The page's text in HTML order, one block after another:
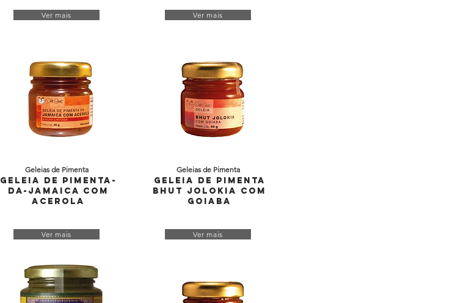
Ver mais
Geleias de Pimenta
Geleia de Pimenta-
da-Jamaica com
Acerola
Ver mais
Ver mais
Geleias de Pimenta
Geleia de Pimenta
Bhut Jolokia com
Goiaba
Ver mais